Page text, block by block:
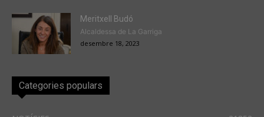
Meritxell Budó
Alcaldessa de La Garriga
desembre 18, 2023
Categories populars